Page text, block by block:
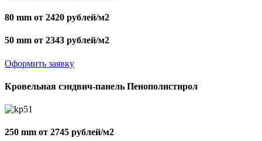
80 mm от 2420 рублей/м2
50 mm от 2343 рублей/м2
Оформить заявку
Кровельная сэндвич-панель Пенополистирол
250 mm от 2745 рублей/м2